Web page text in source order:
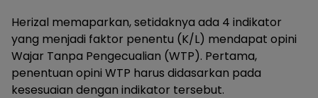
Herizal memaparkan, setidaknya ada 4 indikator
yang menjadi faktor penentu (K/L) mendapat opini
Wajar Tanpa Pengecualian (WTP). Pertama,
penentuan opini WTP harus didasarkan pada
kesesuaian dengan indikator tersebut.